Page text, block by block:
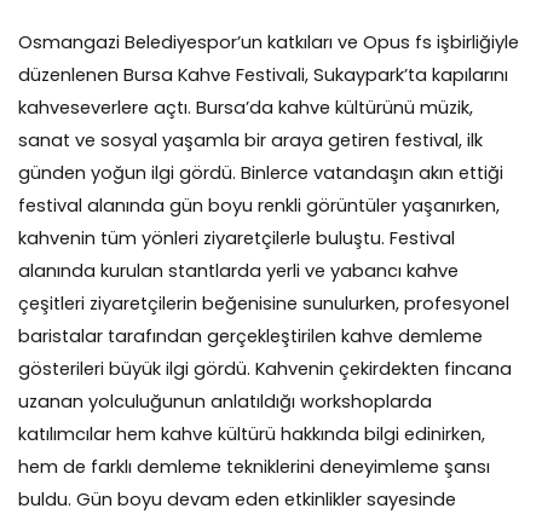
Osmangazi Belediyespor’un katkıları ve Opus fs işbirliğiyle
düzenlenen Bursa Kahve Festivali, Sukaypark’ta kapılarını
kahveseverlere açtı. Bursa’da kahve kültürünü müzik,
sanat ve sosyal yaşamla bir araya getiren festival, ilk
günden yoğun ilgi gördü. Binlerce vatandaşın akın ettiği
festival alanında gün boyu renkli görüntüler yaşanırken,
kahvenin tüm yönleri ziyaretçilerle buluştu. Festival
alanında kurulan stantlarda yerli ve yabancı kahve
çeşitleri ziyaretçilerin beğenisine sunulurken, profesyonel
baristalar tarafından gerçekleştirilen kahve demleme
gösterileri büyük ilgi gördü. Kahvenin çekirdekten fincana
uzanan yolculuğunun anlatıldığı workshoplarda
katılımcılar hem kahve kültürü hakkında bilgi edinirken,
hem de farklı demleme tekniklerini deneyimleme şansı
buldu. Gün boyu devam eden etkinlikler sayesinde